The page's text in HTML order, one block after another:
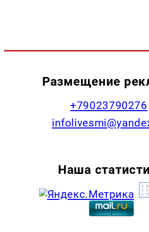
Размещение
+79023790276
Наша